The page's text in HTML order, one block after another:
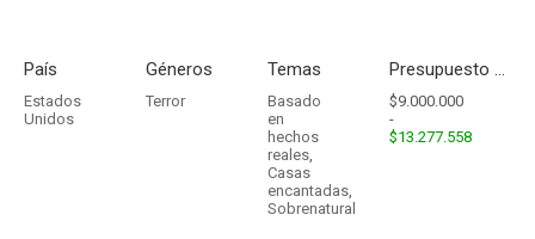
País
Estados
Unidos
Géneros
Terror
Temas
Basado
en
hechos
reales,
Casas
encantadas,
Sobrenatural
Presupuesto - Ingresos
$9.000.000
-
$13.277.558